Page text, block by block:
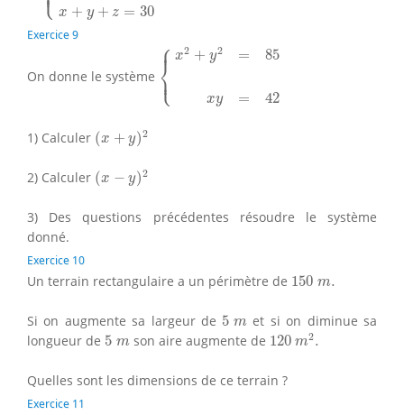
x + y + z = 30
Exercice 9
On donne le système ⎧
⎪
⎨
⎪
⎩
x2 + y2 = 85
xy = 42
x + 2 85 42
1) Calculer (x + y)2
(x y 2
2) Calculer (x − y)2
(x 2
3) Des questions précédentes résoudre le système
donné.
Exercice 10
Un terrain rectangulaire a un périmètre de 150 m.
150m
Si on augmente sa largeur de 5 m
5 m et si on diminue sa
longueur de 5 m
5 mson aire augmente de 120 m2.
120m2.
Quelles sont les dimensions de ce terrain ?
Exercice 11